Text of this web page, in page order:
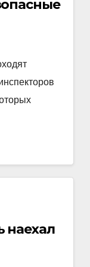
наехал